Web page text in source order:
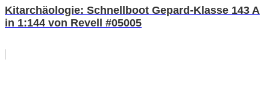
Kitarchäologie: Schnellboot Gepard-Klasse 143 A
in 1:144 von Revell #05005